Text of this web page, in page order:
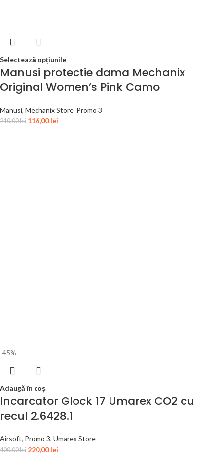
Selectează opțiunile
Manusi protectie dama Mechanix
Original Women’s Pink Camo
Manusi, Mechanix Store, Promo 3
210,00lei 116,00lei
-45%
Adaugă în coș
Incarcator Glock 17 Umarex CO2 cu
recul 2.6428.1
Airsoft, Promo 3, Umarex Store
400,00lei 220,00lei